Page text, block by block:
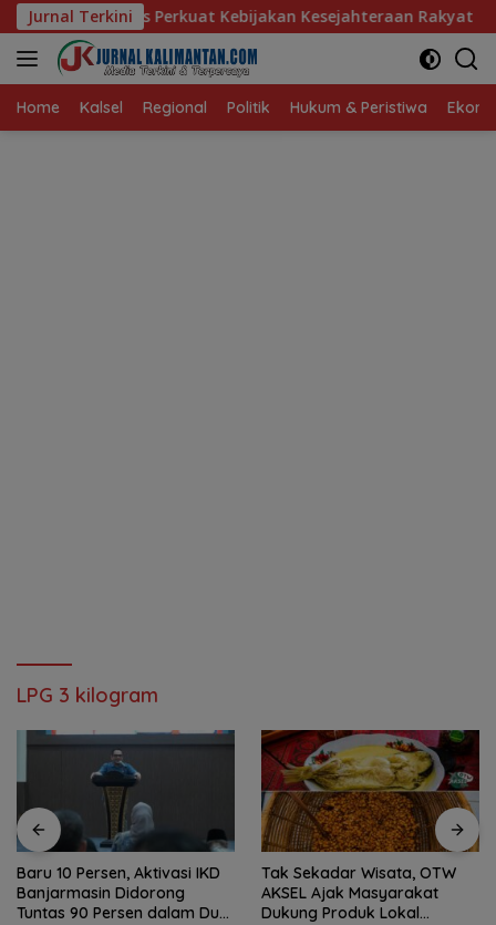
Langsung
ke
konten
Jurnal Terkini
Kebijakan Kesejahteraan Rakyat Baru 10 Persen,
Home Kalsel Regional Politik Hukum & Peristiwa
LPG 3 kilogram
Baru 10 Persen, Aktivasi IKD
Banjarmasin Didorong
Tuntas 90 Persen dalam Dua
Tak Sekadar Wisata, OTW
AKSEL Ajak Masyarakat
Dukung Produk Lokal